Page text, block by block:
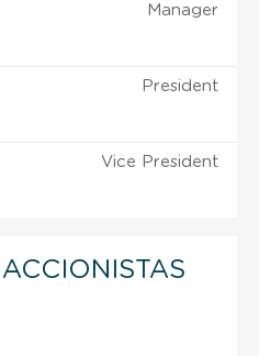
Manager
President
Vice President